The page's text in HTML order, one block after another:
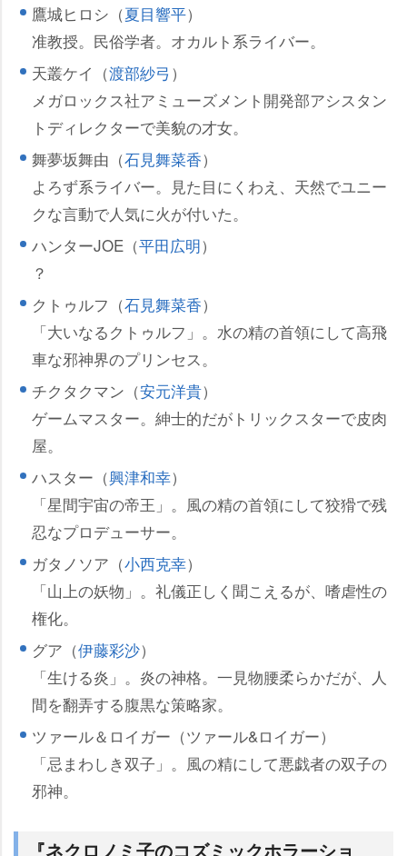
鷹城ヒロシ（夏目響平）
准教授。民俗学者。オカルト系ライバー。
天叢ケイ（渡部紗弓 ）
メガロックス社アミューズメント開発部アシスタン
トディレクターで美貌の才女。
舞夢坂舞由（石見舞菜香）
よろず系ライバー。見た目にくわえ、天然でユニー
クな言動で人気に火が付いた。
ハンターJOE（平田広明）
？
クトゥルフ（石見舞菜香）
「大いなるクトゥルフ」。水の精の首領にして高飛
車な邪神界のプリンセス。
チクタクマン（安元洋貴）
ゲームマスター。紳士的だがトリックスターで皮肉
屋。
ハスター（興津和幸）
「星間宇宙の帝王」。風の精の首領にして狡猾で残
忍なプロデューサー。
ガタノソア（小西克幸）
「山上の妖物」。礼儀正しく聞こえるが、嗜虐性の
権化。
グア（伊藤彩沙）
「生ける炎」。炎の神格。一見物腰柔らかだが、人
間を翻弄する腹黒な策略家。
ツァール＆ロイガー（ツァール&ロイガー）
「忌まわしき双子」。風の精にして悪戯者の双子の
邪神。
『ネクロノミ子のコズミックホラーショ